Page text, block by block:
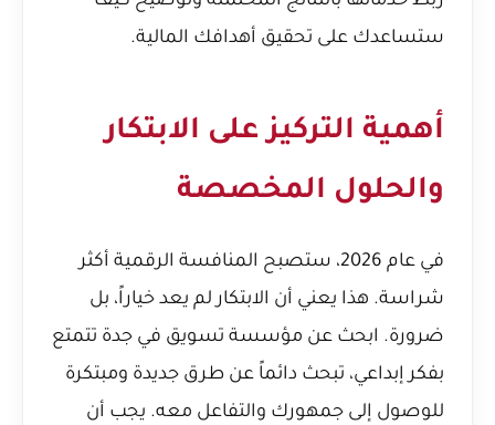
ستساعدك على تحقيق أهدافك المالية.
أهمية التركيز على الابتكار
والحلول المخصصة
في عام 2026، ستصبح المنافسة الرقمية أكثر
شراسة. هذا يعني أن الابتكار لم يعد خياراً، بل
ضرورة. ابحث عن مؤسسة تسويق في جدة تتمتع
بفكر إبداعي، تبحث دائماً عن طرق جديدة ومبتكرة
للوصول إلى جمهورك والتفاعل معه. يجب أن